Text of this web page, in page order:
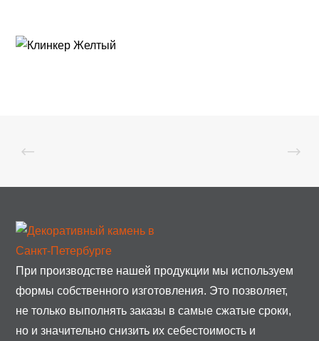
При производстве нашей продукции мы используем
формы собственного изготовления. Это позволяет,
не только выполнять заказы в самые сжатые сроки,
но и значительно снизить их себестоимость и